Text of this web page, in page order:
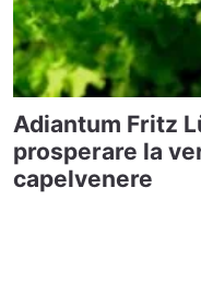
Adiantum Fritz
prosperare la
capelvenere